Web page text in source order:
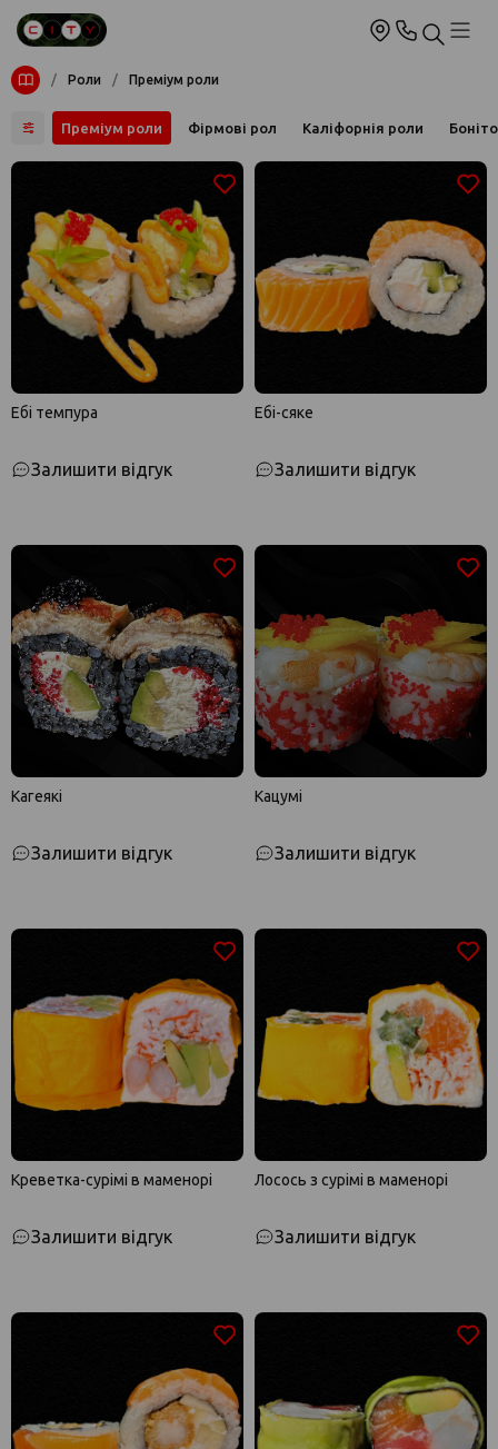
Преміум роли Фірмові рол Каліфорнія роли
/ Роли / Преміум роли
Ебі темпура
Залишити відгук
Ебі-сяке
Залишити відгук
Кагеякі
Залишити відгук
Кацумі
Залишити відгук
Креветка-сурімі в маменорі
Залишити відгук
Лосось з сурімі в маменорі
Залишити відгук